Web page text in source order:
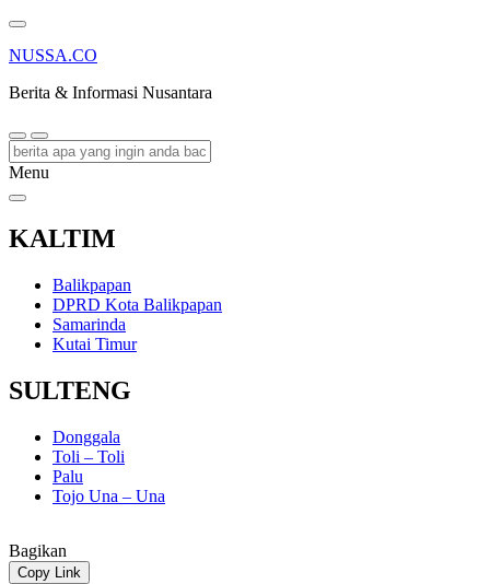
NUSSA.CO
Berita & Informasi Nusantara
Menu
KALTIM
Balikpapan
DPRD Kota Balikpapan
Samarinda
Kutai Timur
SULTENG
Donggala
Toli – Toli
Palu
Tojo Una – Una
Bagikan
Copy Link